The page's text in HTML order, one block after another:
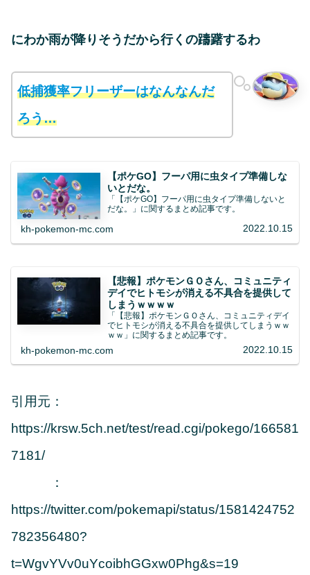
にわか雨が降りそうだから行くの躊躇するわ
低捕獲率フリーザーはなんなんだ
ろう…
【ポケGO】フーパ用に虫タイプ準備しな
いとだな。
「【ポケGO】フーパ用に虫タイプ準備しないと
だな。」に関するまとめ記事です。
kh-pokemon-mc.com 2022.10.15
【悲報】ポケモンＧＯさん、コミュニティ
デイでヒトモシが消える不具合を提供して
しまうｗｗｗｗ
「【悲報】ポケモンＧＯさん、コミュニティデイ
でヒトモシが消える不具合を提供してしまうｗｗ
ｗｗ」に関するまとめ記事です。
kh-pokemon-mc.com 2022.10.15
引用元：
https://krsw.5ch.net/test/read.cgi/pokego/166581
7181/
：
https://twitter.com/pokemapi/status/1581424752
782356480?
t=WgvYVv0uYcoibhGGxw0Phg&s=19